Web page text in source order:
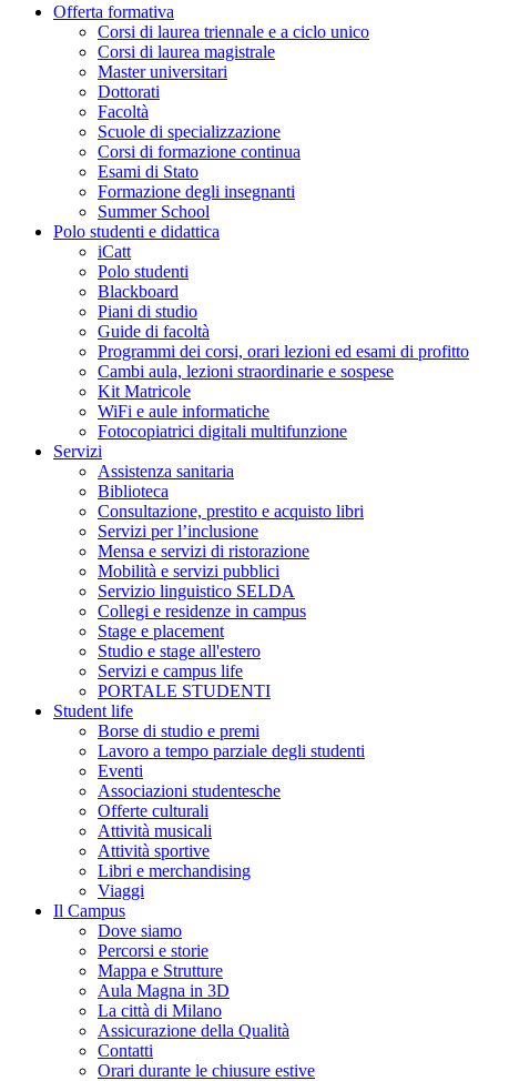
Offerta formativa
Corsi di laurea triennale e a ciclo unico
Corsi di laurea magistrale
Master universitari
Dottorati
Facoltà
Scuole di specializzazione
Corsi di formazione continua
Esami di Stato
Formazione degli insegnanti
Summer School
Polo studenti e didattica
iCatt
Polo studenti
Blackboard
Piani di studio
Guide di facoltà
Programmi dei corsi, orari lezioni ed esami di profitto
Cambi aula, lezioni straordinarie e sospese
Kit Matricole
WiFi e aule informatiche
Fotocopiatrici digitali multifunzione
Servizi
Assistenza sanitaria
Biblioteca
Consultazione, prestito e acquisto libri
Servizi per l’inclusione
Mensa e servizi di ristorazione
Mobilità e servizi pubblici
Servizio linguistico SELDA
Collegi e residenze in campus
Stage e placement
Studio e stage all'estero
Servizi e campus life
PORTALE STUDENTI
Student life
Borse di studio e premi
Lavoro a tempo parziale degli studenti
Eventi
Associazioni studentesche
Offerte culturali
Attività musicali
Attività sportive
Libri e merchandising
Viaggi
Il Campus
Dove siamo
Percorsi e storie
Mappa e Strutture
Aula Magna in 3D
La città di Milano
Assicurazione della Qualità
Contatti
Orari durante le chiusure estive